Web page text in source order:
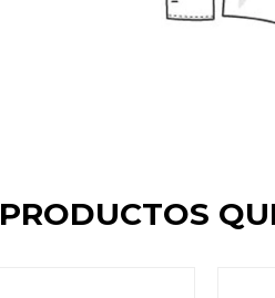
PRODUCTOS